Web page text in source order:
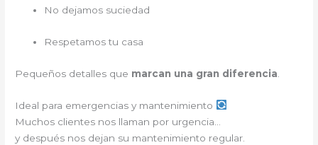
No dejamos suciedad
Respetamos tu casa
Pequeños detalles que marcan una gran diferencia
Ideal para emergencias y mantenimiento
Muchos clientes nos llaman por urgencia…
y después nos dejan su mantenimiento regular.